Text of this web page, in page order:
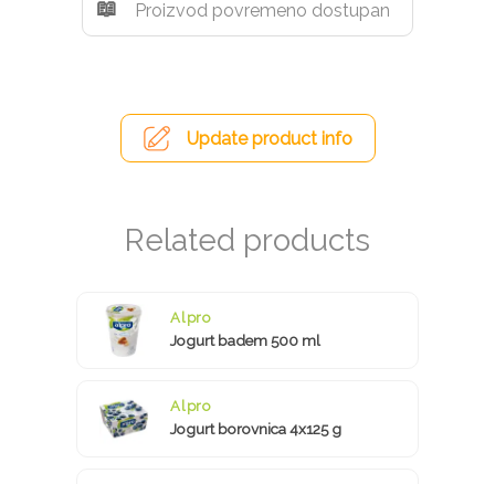
Proizvod povremeno dostupan
Update product info
Alpro
Jogurt badem 500 ml
Alpro
Jogurt borovnica 4x125 g